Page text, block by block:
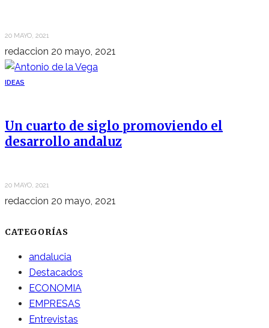
20 MAYO, 2021
redaccion 20 mayo, 2021
IDEAS
Un cuarto de siglo promoviendo el
desarrollo andaluz
20 MAYO, 2021
redaccion 20 mayo, 2021
CATEGORÍAS
andalucia
Destacados
ECONOMIA
EMPRESAS
Entrevistas